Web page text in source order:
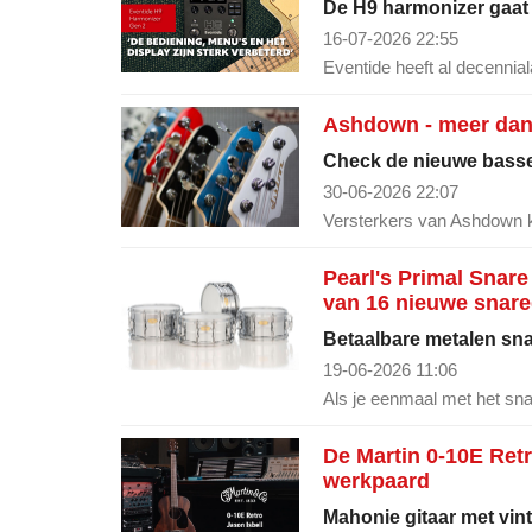
De H9 harmonizer
16-07-2026 22:55
Eventide heeft al
Ashdown - meer
Check de nieuwe
30-06-2026 22:07
Versterkers van Ashdown
Pearl's Primal
van 16 nieuwe
Betaalbare metalen
19-06-2026 11:06
Als je eenmaal met het
De Martin 0-10E
werkpaard
Mahonie gitaar met